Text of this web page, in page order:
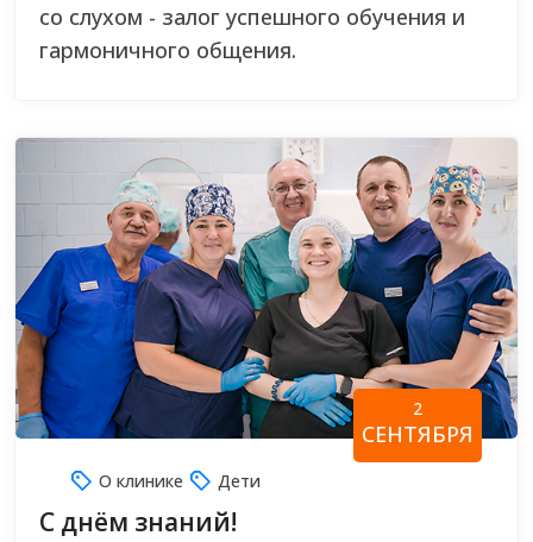
со слухом - залог успешного обучения и
гармоничного общения.
2
СЕНТЯБРЯ
О клинике Дети
C днём знаний!